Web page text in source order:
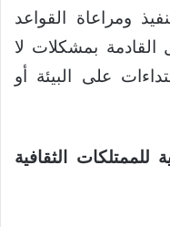
ومراعاة القواعد
القادمة بمشكلات لا
على البيئة أو
للممتلكات الثقافية